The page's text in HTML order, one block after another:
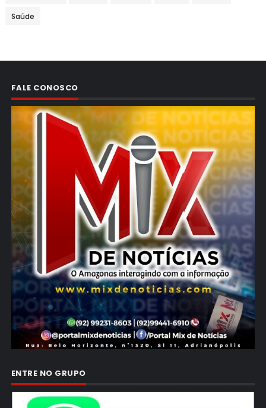
Saúde
FALE CONOSCO
ENTRE NO GRUPO